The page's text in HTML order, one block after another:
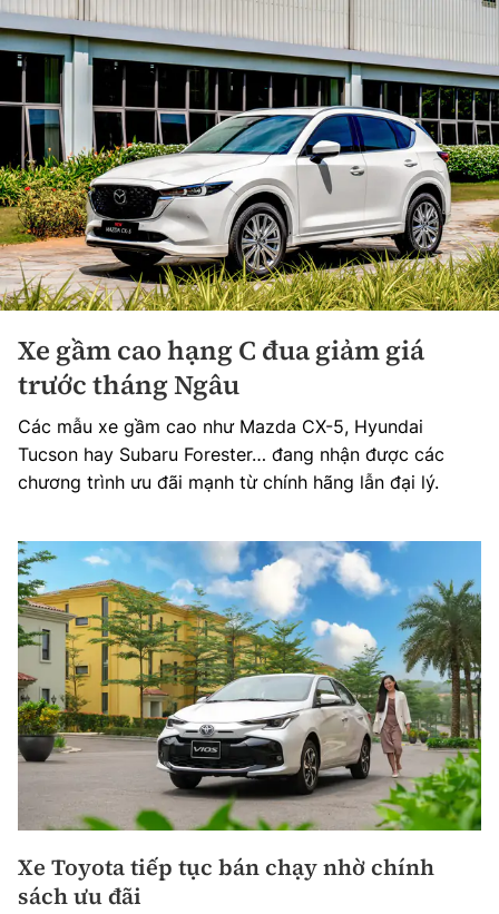
Xe gầm cao hạng C đua giảm giá
trước tháng Ngâu
Các mẫu xe gầm cao như Mazda CX-5, Hyundai
Tucson hay Subaru Forester… đang nhận được các
chương trình ưu đãi mạnh từ chính hãng lẫn đại lý.
Xe Toyota tiếp tục bán chạy nhờ chính
sách ưu đãi